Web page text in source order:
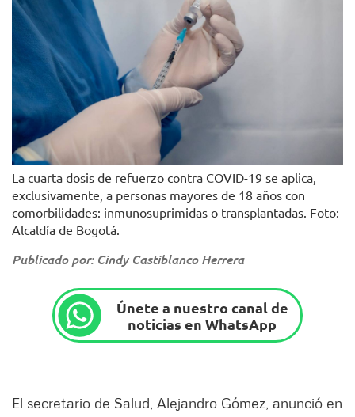
La cuarta dosis de refuerzo contra COVID-19 se aplica,
exclusivamente, a personas mayores de 18 años con
comorbilidades: inmunosuprimidas o transplantadas. Foto:
Alcaldía de Bogotá.
Publicado por: Cindy Castiblanco Herrera
Únete a nuestro canal de
noticias en WhatsApp
El secretario de Salud, Alejandro Gómez, anunció en